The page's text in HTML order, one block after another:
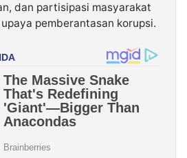
dan partisipasi masyarakat
pemberantasan korupsi.